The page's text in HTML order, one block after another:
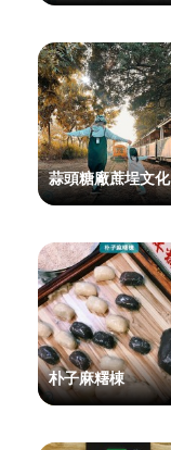
蒜頭糖廠蔗埕文
朴子麻糬棟